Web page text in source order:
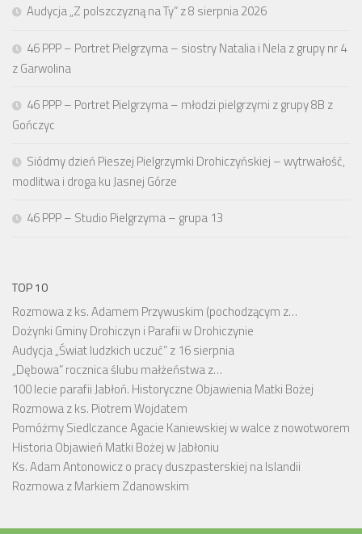
Audycja „Z polszczyzną na Ty” z 8 sierpnia 2026
46 PPP – Portret Pielgrzyma – siostry Natalia i Nela z grupy nr 4
z Garwolina
46 PPP – Portret Pielgrzyma – młodzi pielgrzymi z grupy 8B z
Gończyc
Siódmy dzień Pieszej Pielgrzymki Drohiczyńskiej – wytrwałość,
modlitwa i droga ku Jasnej Górze
46 PPP – Studio Pielgrzyma – grupa 13
TOP 10
Rozmowa z ks. Adamem Przywuskim (pochodzącym z…
Dożynki Gminy Drohiczyn i Parafii w Drohiczynie
Audycja „Świat ludzkich uczuć” z 16 sierpnia
„Dębowa” rocznica ślubu małżeństwa z…
100 lecie parafii Jabłoń. Historyczne Objawienia Matki Bożej
Rozmowa z ks. Piotrem Wojdatem
Pomóżmy Siedlczance Agacie Kaniewskiej w walce z nowotworem
Historia Objawień Matki Bożej w Jabłoniu
Ks. Adam Antonowicz o pracy duszpasterskiej na Islandii
Rozmowa z Markiem Zdanowskim